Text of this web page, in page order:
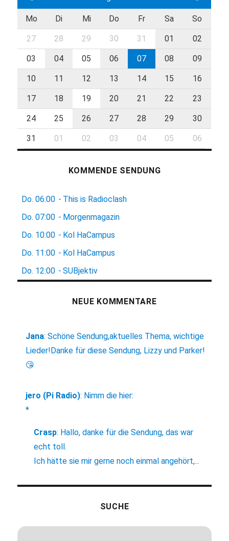
Mo Di Mi Do Fr Sa So
27 28 29 30 31 01 02
03 04 05 06 07 08 09
10 11 12 13 14 15 16
17 18 19 20 21 22 23
24 25 26 27 28 29 30
31 01 02 03 04 05 06
KOMMENDE SENDUNG
Do. 06:00 - This is Radioclash
Do. 07:00 - Morgenmagazin
Do. 10:00 - Kol HaCampus
Do. 11:00 - Kol HaCampus
Do. 12:00 - SUBjektiv
NEUE KOMMENTARE
Jana:Schöne Sendung,aktuelles Thema, wichtige
Lieder!Danke für diese Sendung, Lizzy und Parker!
😘
jero (Pi Radio): Nimm die hier:
*
Crasp: Hallo, danke für die Sendung, das war
echt toll.
Ich hätte sie mir gerne noch einmal angehört,...
SUCHE